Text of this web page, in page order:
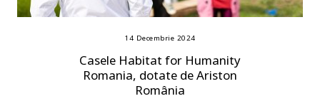
14 Decembrie 2024
Casele Habitat for Humanity
Romania, dotate de Ariston
România